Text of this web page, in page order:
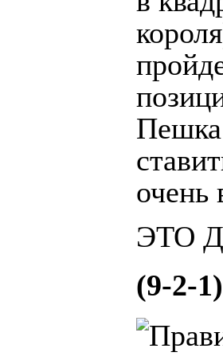
Пешка
очень
ЭТО
(9-2-1)